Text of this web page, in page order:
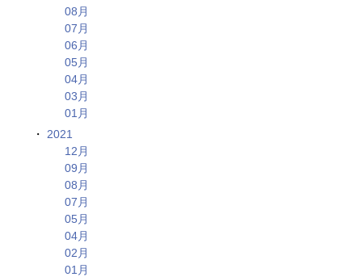
08月
07月
06月
05月
04月
03月
01月
2021
12月
09月
08月
07月
05月
04月
02月
01月